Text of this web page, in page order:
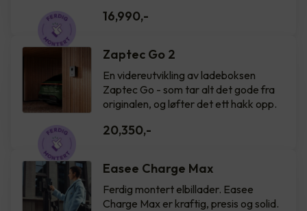
16,990,-
Zaptec Go 2
En videreutvikling av ladeboksen
Zaptec Go - som tar alt det gode fra
originalen, og løfter det ett hakk opp.
20,350,-
Easee Charge Max
Ferdig montert elbillader. Easee
Charge Max er kraftig, presis og solid.